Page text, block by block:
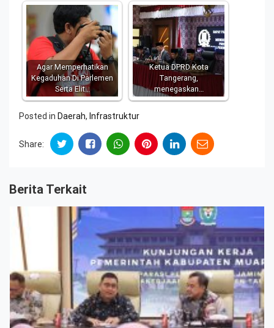
Agar Memperhatikan
Kegaduhan Di Parlemen
Serta Elit…
Ketua DPRD Kota
Tangerang,
menegaskan…
Posted in Daerah, Infrastruktur
Share:
Berita Terkait